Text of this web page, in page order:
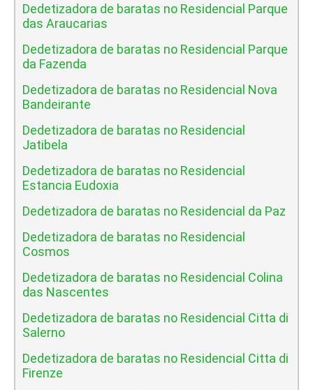
Dedetizadora de baratas no Residencial Parque
das Araucarias
Dedetizadora de baratas no Residencial Parque
da Fazenda
Dedetizadora de baratas no Residencial Nova
Bandeirante
Dedetizadora de baratas no Residencial
Jatibela
Dedetizadora de baratas no Residencial
Estancia Eudoxia
Dedetizadora de baratas no Residencial da Paz
Dedetizadora de baratas no Residencial
Cosmos
Dedetizadora de baratas no Residencial Colina
das Nascentes
Dedetizadora de baratas no Residencial Citta di
Salerno
Dedetizadora de baratas no Residencial Citta di
Firenze